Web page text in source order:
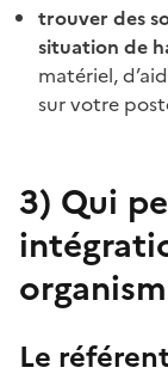
trouver des
situation de
matériel,
sur votre
3) Qui
Le